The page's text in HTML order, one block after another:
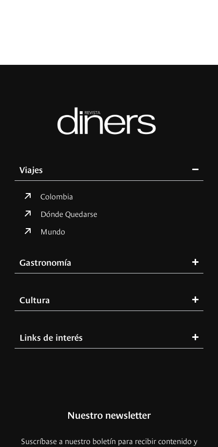
Viajes
Colombia
Dónde Quedarse
Mundo
Gastronomía
Cultura
Links de interés
Nuestro newsletter
Suscríbase a nuestro boletín para recibir contenido y